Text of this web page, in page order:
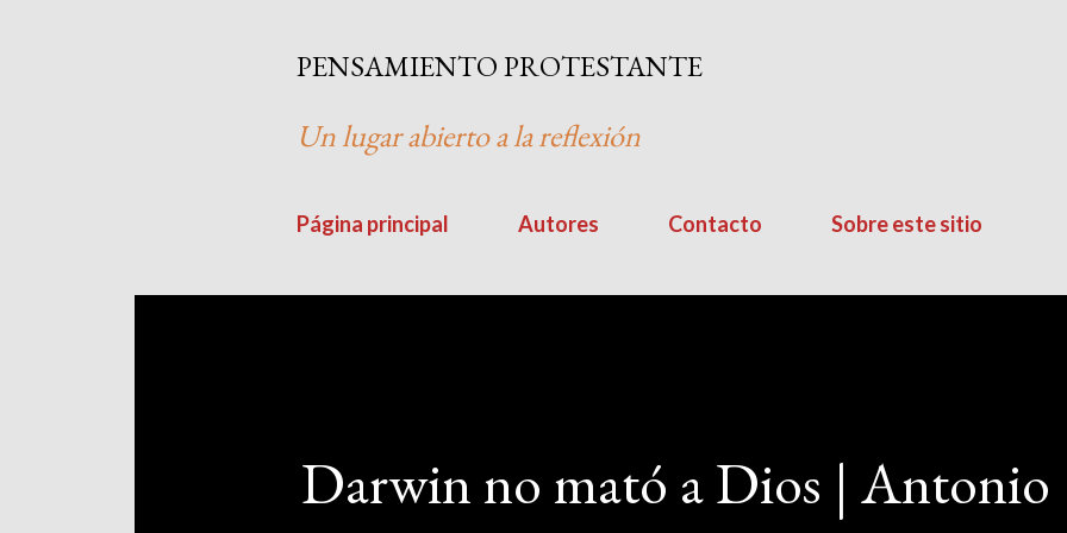
PENSAMIENTO PROTESTANTE
Un lugar abierto a la reflexión
Página principal Autores Contacto Sobre este sitio
Darwin no mató a Dios | Antonio